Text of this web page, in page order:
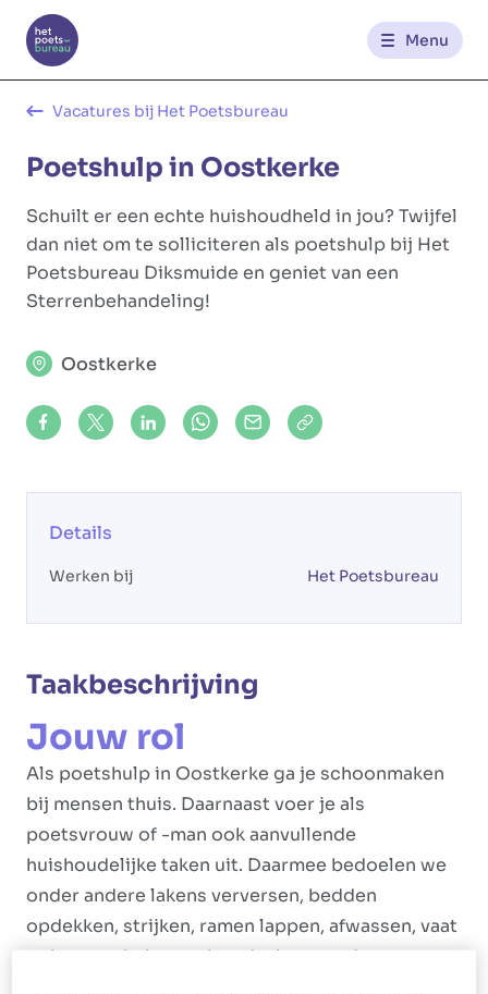
Menu
Glowi Glowi Jobs Het Poetsbureau
Kantoren
Werknemerszone
Klantenzone
Vacatures bij Het Poetsbureau
Poetshulp in Oostkerke
Schuilt er een echte huishoudheld in jou? Twijfel
dan niet om te solliciteren als poetshulp bij Het
Poetsbureau Diksmuide en geniet van een
Sterrenbehandeling!
Share on Facebook
Share on X (formerly Twitter)
Share on LinkedIn
Share via Whatsapp
Share via Mail
Copy to clipboard
Oostkerke
Details
Werken bij Het Poetsbureau
Taakbeschrijving
Jouw rol
Als poetshulp in Oostkerke ga je schoonmaken
bij mensen thuis. Daarnaast voer je als
poetsvrouw of -man ook aanvullende
huishoudelijke taken uit. Daarmee bedoelen we
onder andere lakens verversen, bedden
opdekken, strijken, ramen lappen, afwassen, vaat
opbergen, koken en boodschappen doen.